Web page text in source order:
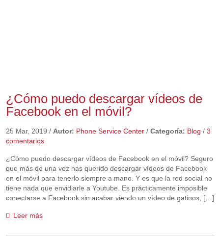
¿Cómo puedo descargar vídeos de
Facebook en el móvil?
25 Mar, 2019 / Autor: Phone Service Center/ Categoría: Blog / 3
comentarios
¿Cómo puedo descargar vídeos de Facebook en el móvil? Seguro
que más de una vez has querido descargar vídeos de Facebook
en el móvil para tenerlo siempre a mano. Y es que la red social no
tiene nada que envidiarle a Youtube. Es prácticamente imposible
conectarse a Facebook sin acabar viendo un vídeo de gatinos, […]
Leer más